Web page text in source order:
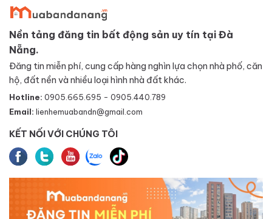
Nền tảng đăng tin bất động sản uy tín tại Đà
Nẵng.
Đăng tin miễn phí, cung cấp hàng nghìn lựa chọn nhà phố, căn
hộ, đất nền và nhiều loại hình nhà đất khác.
Hotline: 0905.665.695 - 0905.440.789
Email: lienhemuabandn@gmail.com
KẾT NỐI VỚI CHÚNG TÔI